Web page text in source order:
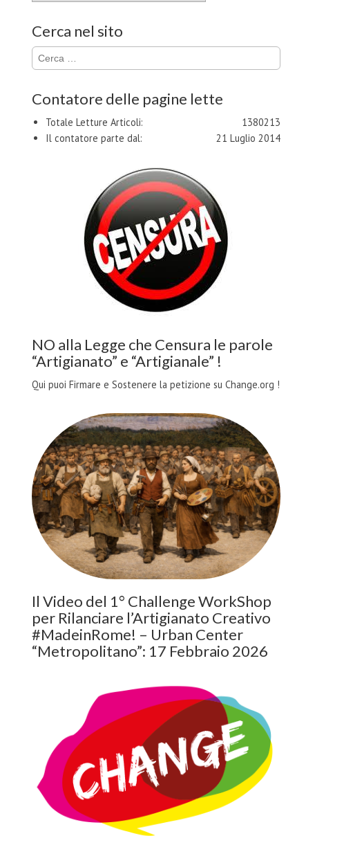
Cerca nel sito
Ricerca
per:
Contatore delle pagine lette
1380213
Totale Letture Articoli:
21 Luglio 2014
Il contatore parte dal:
NO alla Legge che Censura le parole
“Artigianato” e “Artigianale” !
Qui puoi Firmare e Sostenere la petizione su Change.org !
Il Video del 1° Challenge WorkShop
per Rilanciare l’Artigianato Creativo
#MadeinRome! – Urban Center
“Metropolitano”: 17 Febbraio 2026